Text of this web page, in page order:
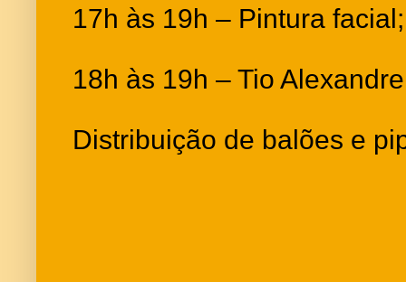
17h às 19h – Pintura facial;
18h às 19h – Tio
Distribuição de balões e